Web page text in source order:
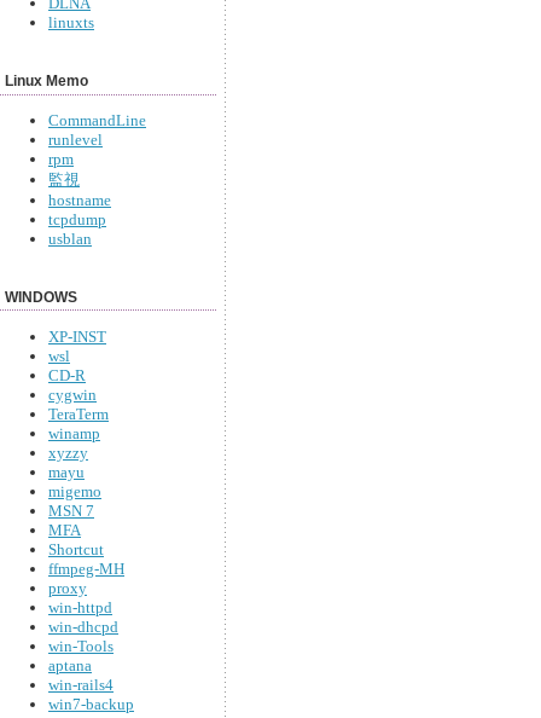
linuxts
Linux Memo
CommandLine
runlevel
rpm
監視
hostname
tcpdump
usblan
WINDOWS
XP-INST
wsl
CD-R
cygwin
TeraTerm
winamp
xyzzy
mayu
migemo
MSN 7
MFA
Shortcut
ffmpeg-MH
proxy
win-httpd
win-dhcpd
win-Tools
aptana
win-rails4
win7-backup